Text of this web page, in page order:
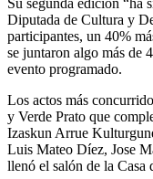
Su segunda edición “ha
Diputada de Cultura y
participantes, un 40%
se juntaron algo más de
evento programado.
Los actos más
y Verde Prato que
Izaskun Arrue
Luis Mateo Díez, Jose
llenó el salón de la